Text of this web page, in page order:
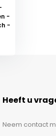
-
-
Heeft u
Neem contact